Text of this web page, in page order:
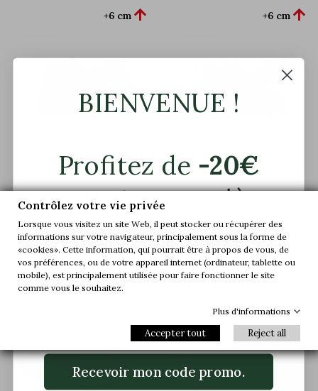
Napoli Sneakers
Rehaussantes Gris
+6 cm 
149,90 €
Napoli Sneakers
Rehaussantes Sable foncé
+6 cm 
+5,5 cm +6 cm
Contrôlez votre vie privée
Lorsque vous visitez un site Web, il peut stocker ou récupérer des
informations sur votre navigateur, principalement sous la forme de
«cookies». Cette information, qui pourrait être à propos de vous, de
vos préférences, ou de votre appareil internet (ordinateur, tablette ou
mobile), est principalement utilisée pour faire fonctionner le site
comme vous le souhaitez.
Plus d'informations
Accepter tout Reject all
BIENVENUE !
Profitez de -20€
sur votre première
commande.
Rejoignez-nous et accédez en avant-
première à nos offres exclusives et à nos
dernières nouveautés.
Recevoir mon code promo.